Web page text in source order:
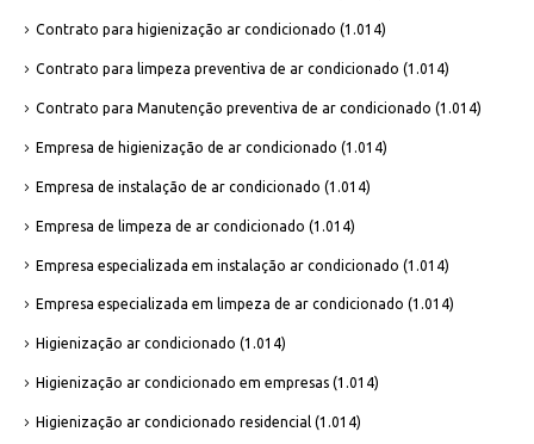
Contrato para higienização ar condicionado (1.014)
Contrato para limpeza preventiva de ar condicionado (1.014)
Contrato para Manutenção preventiva de ar condicionado (1.014)
Empresa de higienização de ar condicionado (1.014)
Empresa de instalação de ar condicionado (1.014)
Empresa de limpeza de ar condicionado (1.014)
Empresa especializada em instalação ar condicionado (1.014)
Empresa especializada em limpeza de ar condicionado (1.014)
Higienização ar condicionado (1.014)
Higienização ar condicionado em empresas (1.014)
Higienização ar condicionado residencial (1.014)